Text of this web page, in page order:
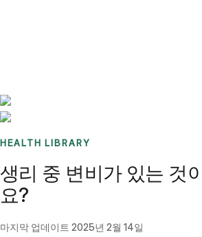
HEALTH LIBRARY
생리 중 변비가 있는 것
요?
마지막 업데이트 2025년 2월 14일